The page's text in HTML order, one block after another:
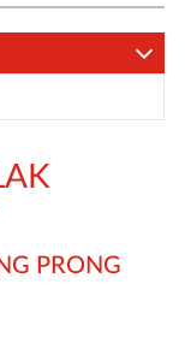
PRONG